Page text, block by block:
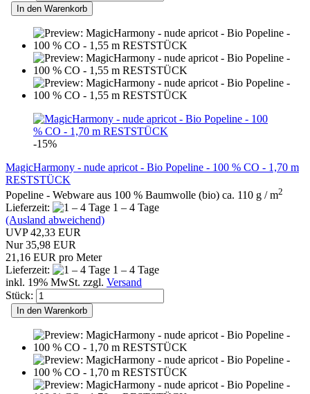
In den Warenkorb
-15%
MagicHarmony - nude apricot - Bio Popeline - 100 % CO - 1,70 m
RESTSTÜCK
Popeline - Webware aus 100 % Baumwolle (bio) ca. 110 g / m2
Lieferzeit:
1 – 4 Tage
(Ausland abweichend)
UVP 42,33 EUR
Nur 35,98 EUR
21,16 EUR pro Meter
Lieferzeit:
1 – 4 Tage
inkl. 19% MwSt. zzgl. Versand
Stück:
In den Warenkorb